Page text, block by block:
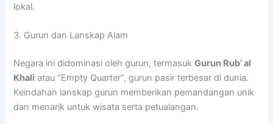
lokal.
3. Gurun dan Lanskap Alam
Negara ini didominasi oleh gurun, termasukGurun Rub’ al
Khali atau “Empty Quarter”, gurun pasir terbesar di dunia.
Keindahan lanskap gurun memberikan pemandangan unik
dan menarik untuk wisata serta petualangan.